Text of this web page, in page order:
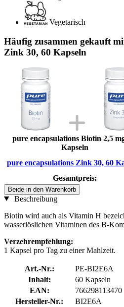
Vegetarisch
Häufig zusammen gekauft
Zink 30, 60 Kapseln
pure encapsulations Biotin 2,5
Kapseln
pure encapsulations Zink 30, 60
Gesamtpreis:
Beide in den Warenkorb
Beschreibung
Biotin wird auch als Vitamin H
wasserlöslichen Vitaminen des B-
Verzehrempfehlung:
1 Kapsel pro Tag zu einer Mahlzeit.
Art.-Nr.:
PE-BI2E6A
Inhalt:
60 Kapseln
EAN:
766298113470
Hersteller-Nr.:
BI2E6A